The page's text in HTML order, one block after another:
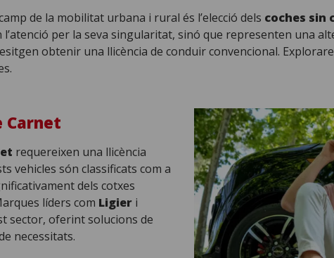
de la mobilitat urbana i rural és l’elecció dels coches sin
per la seva singularitat, sinó que representen una
obtenir una llicència de conduir convencional.
Carnet
requereixen una llicència
vehicles són classificats com a
dels cotxes
líders com Ligier i
sector, oferint solucions de
necessitats.